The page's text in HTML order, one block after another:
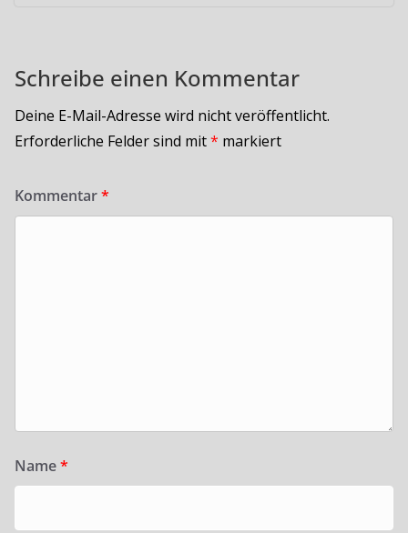
Schreibe einen Kommentar
Deine E-Mail-Adresse wird nicht veröffentlicht.
Erforderliche Felder sind mit* markiert
Kommentar*
Name*